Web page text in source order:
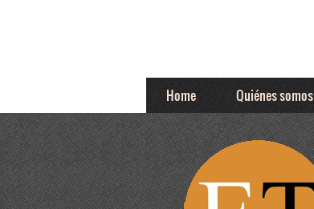
Home Quiénes somos